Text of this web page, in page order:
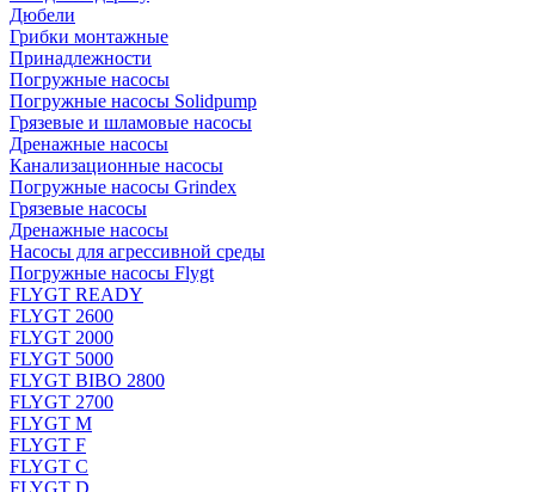
Дюбели
Грибки монтажные
Принадлежности
Погружные насосы
Погружные насосы Solidpump
Грязевые и шламовые насосы
Дренажные насосы
Канализационные насосы
Погружные насосы Grindex
Грязевые насосы
Дренажные насосы
Насосы для агрессивной среды
Погружные насосы Flygt
FLYGT READY
FLYGT 2600
FLYGT 2000
FLYGT 5000
FLYGT BIBO 2800
FLYGT 2700
FLYGT M
FLYGT F
FLYGT C
FLYGT D